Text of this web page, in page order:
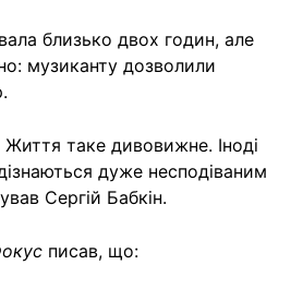
близько двох годин, але
музиканту дозволили
таке дивовижне. Іноді
дуже несподіваним
Сергій Бабкін.
писав, що: